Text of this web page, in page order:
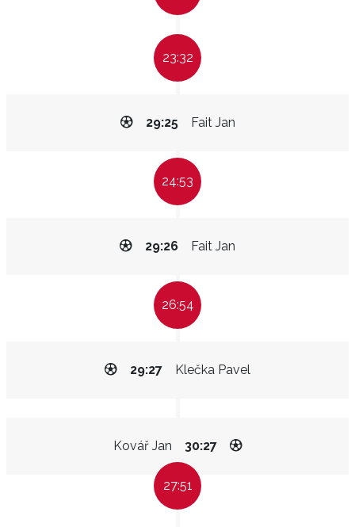
23:32
Fait Jan
29:25
24:53
Fait Jan
29:26
26:54
Klečka Pavel
29:27
Kovář Jan 30:27
27:51